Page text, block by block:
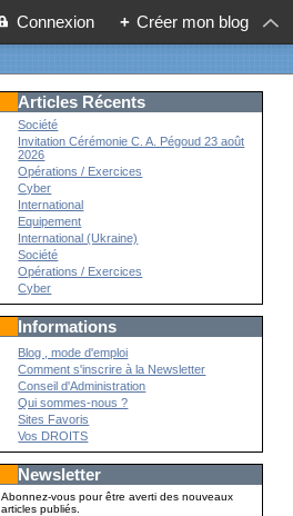
Connexion + Créer mon blog
Articles Récents
Société
Invitation Cérémonie C. A. Pégoud 23 août
2026
Opérations / Exercices
Cyber
International
Equipement
International (Ukraine)
Société
Opérations / Exercices
Cyber
Informations
Blog , mode d'emploi
Comment s'inscrire à la Newsletter
Conseil d'Administration
Qui sommes-nous ?
Sites Favoris
Vos DROITS
Newsletter
Abonnez-vous pour être averti des nouveaux
articles publiés.